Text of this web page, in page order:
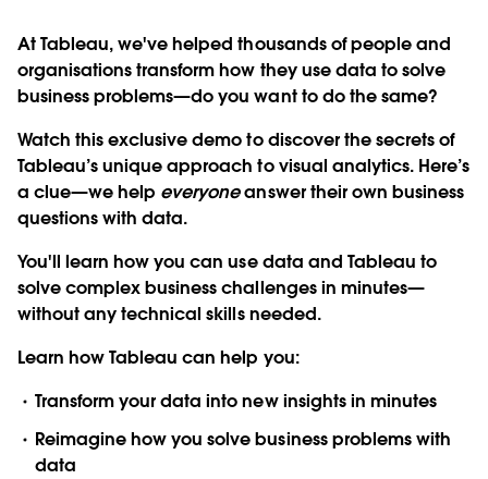
At Tableau, we've helped thousands of people and
organisations transform how they use data to solve
business problems—do you want to do the same?
Watch this exclusive demo to discover the secrets of
Tableau’s unique approach to visual analytics. Here’s
a clue—we help everyoneanswer their own business
questions with data.
You'll learn how you can use data and Tableau to
solve complex business challenges in minutes—
without any technical skills needed.
Learn how Tableau can help you:
Transform your data into new insights in minutes
Reimagine how you solve business problems with
data